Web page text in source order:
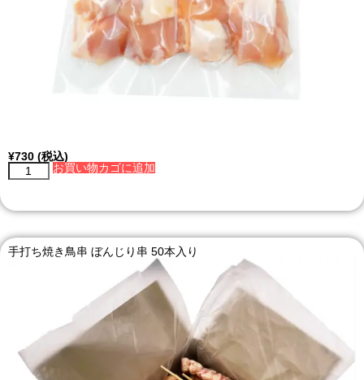
¥730 (税込)
お買い物カゴに追加
手打ち焼き鳥串 ぼんじり串 50本入り